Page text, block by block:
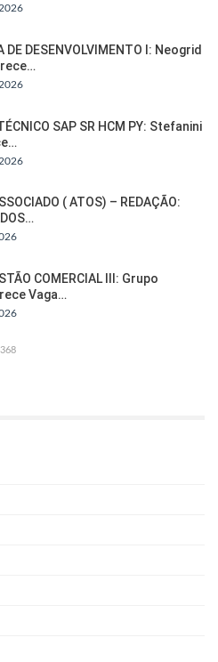
DE DESENVOLVIMENTO I: Neogrid
SAP SR HCM PY: Stefanini
( ATOS) – REDAÇÃO:
COMERCIAL III: Grupo
Vaga…